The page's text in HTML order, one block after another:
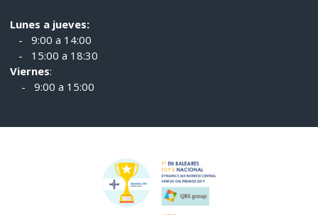
Lunes a jueves:
- 9:00 a 14:00
- 15:00 a 18:30
Viernes:
- 9:00 a 15:00